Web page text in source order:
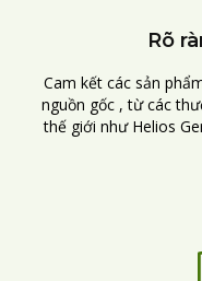
Rõ
Cam kết các sản
nguồn gốc , từ các
thế giới như Helios